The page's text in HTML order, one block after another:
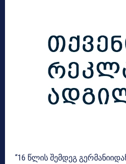
“16 წლის შემდეგ